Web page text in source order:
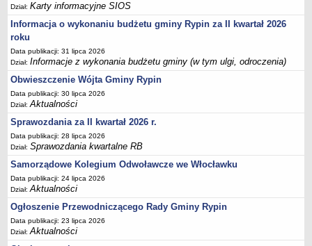
Uchwały
Projekty uchwał
Protokoły
Imienne wykazy głosowań radnych
Postać dokumentów
Akty Prawne, Dzienniki Ustaw, Monitory Polskie
Prawo miejscowe
Zarządzenia
Studium uwarunkowań i kierunków zagospodarowania
przestrzennego
Dane przestrzenne - MPZP
Stałe obwody głosowania, numery, granice oraz siedziby
obwodowych komisji wyborczych, opis granic okręgów wyborczych
Plan ogólny gminy Rypin
Dział:Karty informacyjne SIOS
Informacja o wykonaniu budżetu gminy Rypin za II kwartał 2026
roku
Data publikacji: 31 lipca 2026
Dział:Informacje z wykonania budżetu gminy (w tym ulgi, odroczenia)
Obwieszczenie Wójta Gminy Rypin
Data publikacji: 30 lipca 2026
Dział:Aktualności
Sprawozdania za II kwartał 2026 r.
Data publikacji: 28 lipca 2026
Dział:Sprawozdania kwartalne RB
Samorządowe Kolegium Odwoławcze we Włocławku
Data publikacji: 24 lipca 2026
Dział:Aktualności
Ogłoszenie Przewodniczącego Rady Gminy Rypin
Data publikacji: 23 lipca 2026
Dział:Aktualności